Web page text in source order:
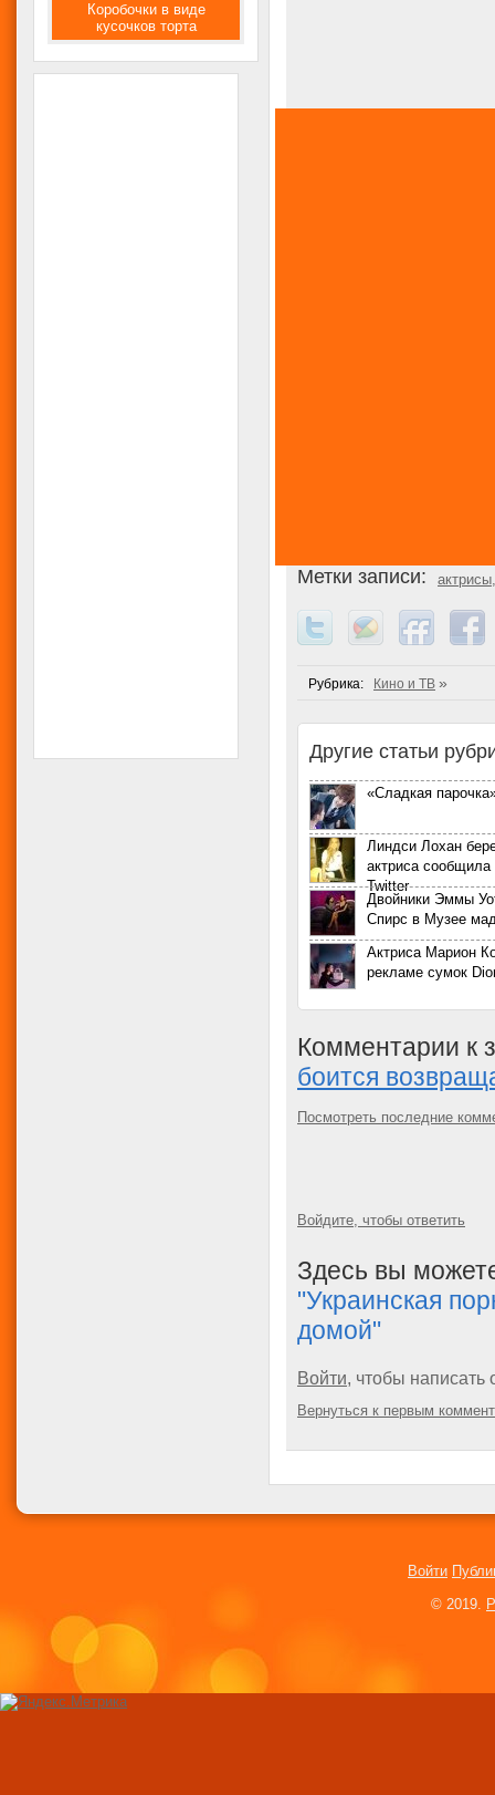
Метки записи: актрисы
Рубрика: Кино и ТВ »
Другие статьи
«Сладкая
Линдси Лохан
актриса сообщила
Twitter
Двойники Эммы
Спирс в Музее
Актриса Марион
рекламе сумок
Комментарии к
боится
Посмотреть последние
Войдите, чтобы ответить
Здесь вы
"Украинская
домой"
Войти, чтобы написать
Вернуться к первым
Коробочки в виде
кусочков торта
Войти
© 2019.